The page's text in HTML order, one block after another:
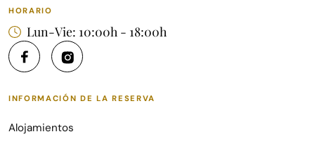
HORARIO
Lun-Vie: 10:00h - 18:00h
INFORMACIÓN DE LA RESERVA
Alojamientos